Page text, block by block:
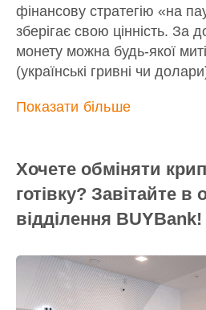
Хочете обміняти
готівку? Завітайте в
відділення BUYBank!
фінансову стратегію «на
зберігає свою цінність. За
монету можна будь-якої
(українські гривні чи
Показати більше